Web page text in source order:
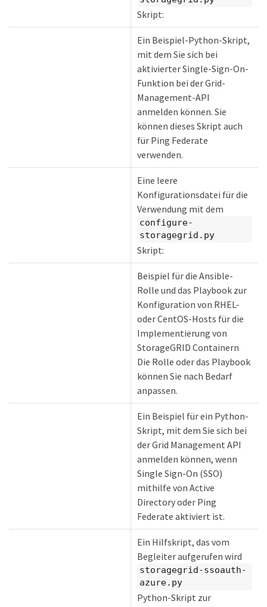
Skript:
Ein Beispiel-Python-Skript,
mit dem Sie sich bei
aktivierter Single-Sign-On-
Funktion bei der Grid-
Management-API
anmelden können. Sie
können dieses Skript auch
für Ping Federate
verwenden.
Eine leere
Konfigurationsdatei für die
Verwendung mit dem
configure-
storagegrid.py
Skript:
Beispiel für die Ansible-
Rolle und das Playbook zur
Konfiguration von RHEL-
oder CentOS-Hosts für die
Implementierung von
StorageGRID Containern
Die Rolle oder das Playbook
können Sie nach Bedarf
anpassen.
Ein Beispiel für ein Python-
Skript, mit dem Sie sich bei
der Grid Management API
anmelden können, wenn
Single Sign-On (SSO)
mithilfe von Active
Directory oder Ping
Federate aktiviert ist.
Ein Hilfskript, das vom
Begleiter aufgerufen wird
storagegrid-ssoauth-
azure.py
Python-Skript zur